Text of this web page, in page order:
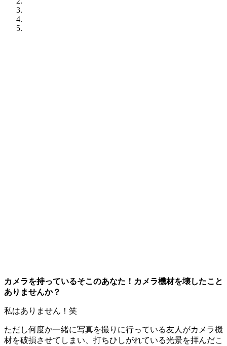
カメラを持っているそこのあなた！カメラ機材を壊したこと
ありませんか？
私はありません！笑
ただし何度か一緒に写真を撮りに行っている友人がカメラ機
材を破損させてしまい、打ちひしがれている光景を拝んだこ